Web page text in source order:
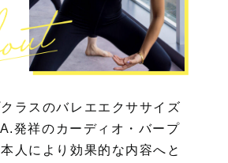
ラスのバレエエクササイズ
発祥のカーディオ・バープ
人により効果的な内容へと